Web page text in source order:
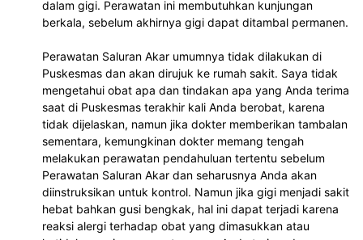
dalam gigi. Perawatan ini membutuhkan kunjungan
berkala, sebelum akhirnya gigi dapat ditambal permanen.
Perawatan Saluran Akar umumnya tidak dilakukan di
Puskesmas dan akan dirujuk ke rumah sakit. Saya tidak
mengetahui obat apa dan tindakan apa yang Anda terima
saat di Puskesmas terakhir kali Anda berobat, karena
tidak dijelaskan, namun jika dokter memberikan tambalan
sementara, kemungkinan dokter memang tengah
melakukan perawatan pendahuluan tertentu sebelum
Perawatan Saluran Akar dan seharusnya Anda akan
diinstruksikan untuk kontrol. Namun jika gigi menjadi sakit
hebat bahkan gusi bengkak, hal ini dapat terjadi karena
reaksi alergi terhadap obat yang dimasukkan atau